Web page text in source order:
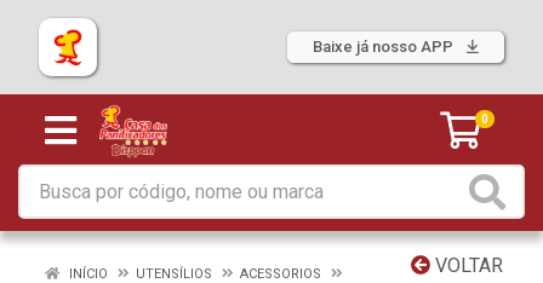
Baixe já nosso APP
0
VOLTAR
INÍCIO UTENSÍLIOS
ACESSORIOS